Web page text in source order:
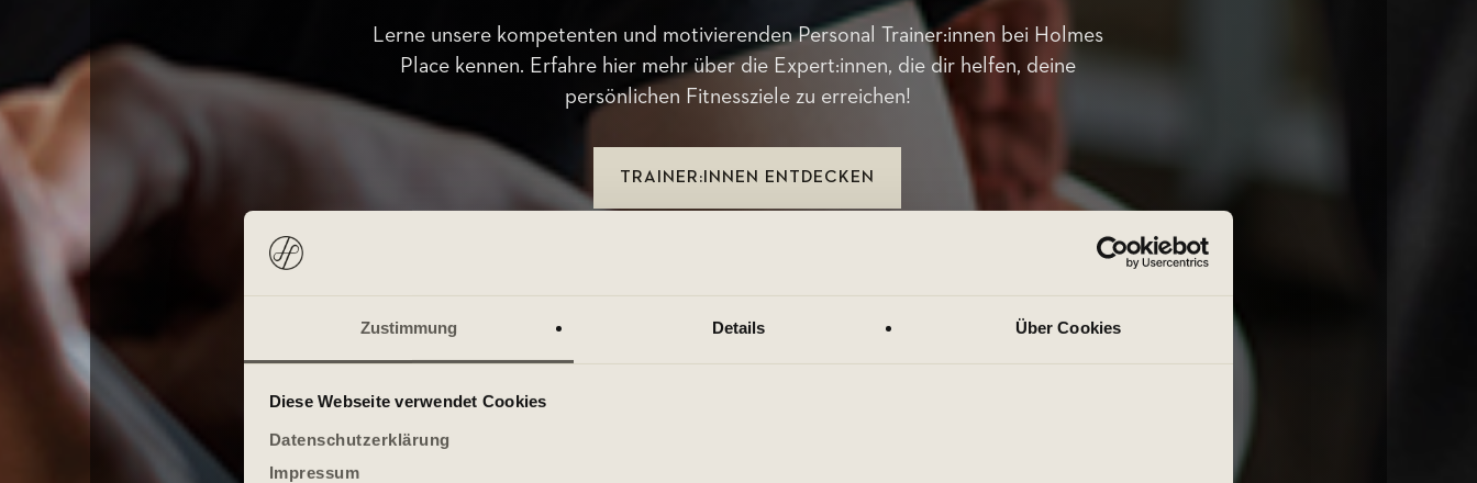
Zustimmung Details Über Cookies
Diese Webseite verwendet Cookies
Datenschutzerklärung
Impressum
Lerne unsere kompetenten und motivierenden Personal Trainer:innen bei Holmes
Place kennen. Erfahre hier mehr über die Expert:innen, die dir helfen, deine
persönlichen Fitnessziele zu erreichen!
TRAINER:INNEN ENTDECKEN